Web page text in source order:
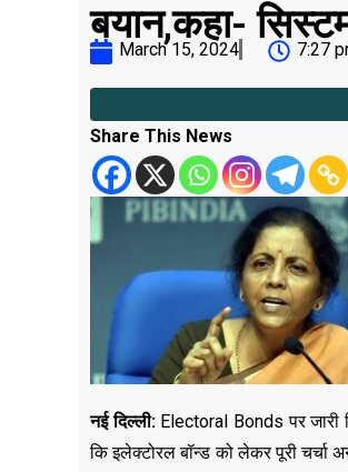
बयान,कहा-
March 15, 2024 7:27
Share This News
नई दिल्ली:Electoral Bonds पर जारी
कि इलेक्टोरल बॉन्ड को लेकर पूरी